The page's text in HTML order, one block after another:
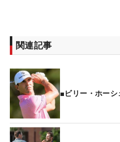
の雄姿が焼き付いている。
14年に松山英樹がこの地で
しかし今年の大会は、その
ち放った3番ウッドのフェー
印がルール違反に問われ、
の幕開けとなった。
関連記事
■ビリー・ホー